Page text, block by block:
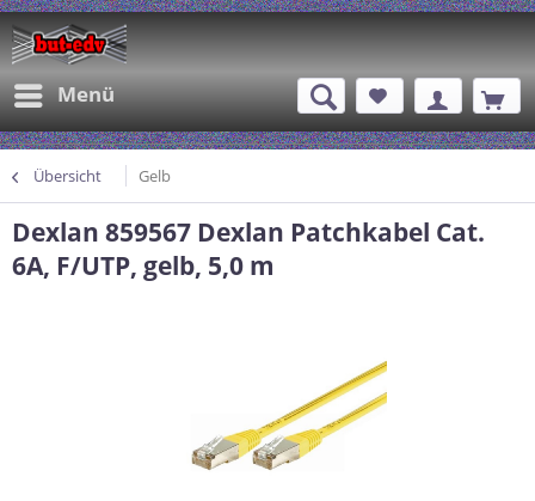
Menü
Übersicht Gelb
Dexlan 859567 Dexlan Patchkabel Cat.
6A, F/UTP, gelb, 5,0 m